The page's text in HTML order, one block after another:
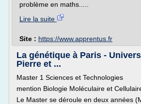
problème en maths.....
Lire la suite
Site : https://www.apprentus.fr
La génétique à Paris -
Pierre et ...
Master 1 Sciences et Technologies
mention Biologie Moléculaire et
Le Master se déroule en deux années